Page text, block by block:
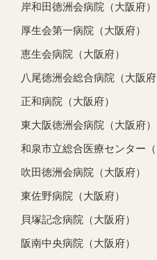
岸和田徳洲会病院（大阪府）
厚生会第一病院（大阪府）
恵生会病院（大阪府）
八尾徳洲会総合病院（大阪府
正和病院（大阪府）
東大阪徳洲会病院（大阪府）
和泉市立総合医療センター（
吹田徳洲会病院（大阪府）
東佐野病院（大阪府）
貝塚記念病院（大阪府）
阪南中央病院（大阪府）